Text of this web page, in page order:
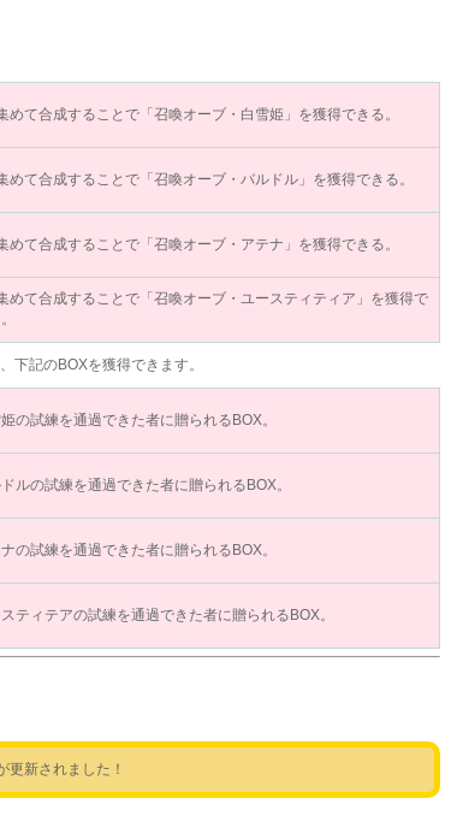
めて合成することで「召喚オーブ・白雪姫」を獲得できる。
めて合成することで「召喚オーブ・バルドル」を獲得できる。
めて合成することで「召喚オーブ・アテナ」を獲得できる。
めて合成することで「召喚オーブ・ユースティティア」を獲得で
記のBOXを獲得できます。
の試練を通過できた者に贈られるBOX。
ルの試練を通過できた者に贈られるBOX。
の試練を通過できた者に贈られるBOX。
ティテアの試練を通過できた者に贈られるBOX。
更新されました！